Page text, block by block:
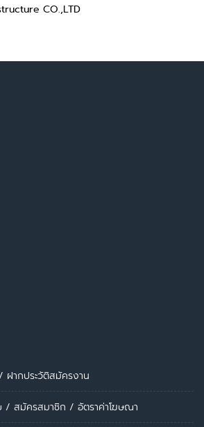
CO.,LTD
ฝากประวัติสมัครงาน
/ สมัครสมาชิก / อัตราค่าโฆษณา